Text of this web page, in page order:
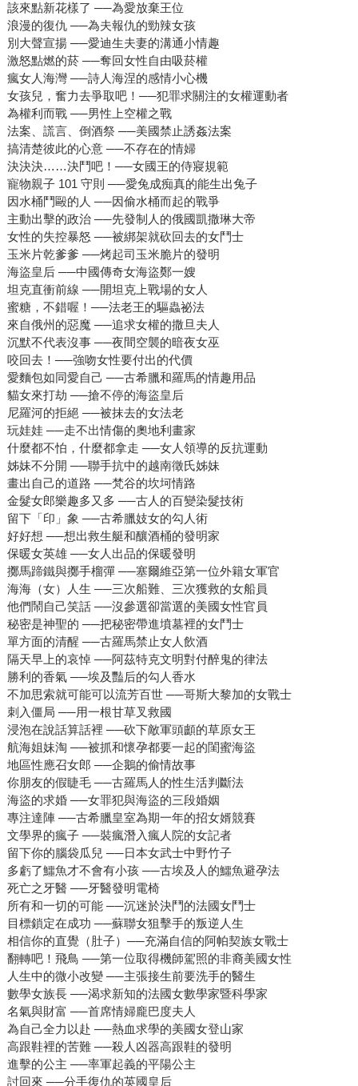
該來點新花樣了 ──為愛放棄王位
浪漫的復仇 ──為夫報仇的勁辣女孩
別大聲宣揚 ──愛迪生夫妻的溝通小情趣
激怒點燃的菸 ──奪回女性自由吸菸權
瘋女人海灣 ──詩人海涅的感情小心機
女孩兒，奮力去爭取吧！──犯罪求關注的女權運動者
為權利而戰 ──男性上空權之戰
法案、謊言、倒酒祭 ──美國禁止誘姦法案
搞清楚彼此的心意 ──不存在的情婦
決決決……決鬥吧！──女國王的侍寢規範
寵物親子 101 守則 ──愛兔成痴真的能生出兔子
因水桶鬥毆的人 ──因偷水桶而起的戰爭
主動出擊的政治 ──先發制人的俄國凱撒琳大帝
女性的失控暴怒 ──被綁架就砍回去的女鬥士
玉米片乾爹爹 ──烤起司玉米脆片的發明
海盜皇后 ──中國傳奇女海盜鄭一嫂
坦克直衝前線 ──開坦克上戰場的女人
蜜糖，不錯喔！──法老王的驅蟲祕法
來自俄州的惡魔 ──追求女權的撒旦夫人
沉默不代表沒事 ──夜間空襲的暗夜女巫
咬回去！──強吻女性要付出的代價
愛麵包如同愛自己 ──古希臘和羅馬的情趣用品
貓女來打劫 ──搶不停的海盜皇后
尼羅河的拒絕 ──被抹去的女法老
玩娃娃 ──走不出情傷的奧地利畫家
什麼都不怕，什麼都拿走 ──女人領導的反抗運動
姊妹不分開 ──聯手抗中的越南徵氏姊妹
畫出自己的道路 ──梵谷的坎坷情路
金髮女郎樂趣多又多 ──古人的百變染髮技術
留下「印」象 ──古希臘妓女的勾人術
好好想 ──想出救生艇和釀酒桶的發明家
保暖女英雄 ──女人出品的保暖發明
擲馬蹄鐵與擲手榴彈 ──塞爾維亞第一位外籍女軍官
海海（女）人生 ──三次船難、三次獲救的女船員
他們鬧自己笑話 ──沒參選卻當選的美國女性官員
秘密是神聖的 ──把秘密帶進墳墓裡的女鬥士
單方面的清醒 ──古羅馬禁止女人飲酒
隔天早上的哀悼 ──阿茲特克文明對付醉鬼的律法
勝利的香氣 ──埃及豔后的勾人香水
不加思索就可能可以流芳百世 ──哥斯大黎加的女戰士
刺入僵局 ──用一根甘草叉救國
浸泡在說話算話裡 ──砍下敵軍頭顱的草原女王
航海姐妹淘 ──被抓和懷孕都要一起的閨蜜海盜
地區性應召女郎 ──企鵝的偷情故事
你朋友的假睫毛 ──古羅馬人的性生活判斷法
海盜的求婚 ──女罪犯與海盜的三段婚姻
專注達陣 ──古希臘皇室為期一年的招女婿競賽
文學界的瘋子 ──裝瘋潛入瘋人院的女記者
留下你的腦袋瓜兒 ──日本女武士中野竹子
多虧了鱷魚才不會有小孩 ──古埃及人的鱷魚避孕法
死亡之牙醫 ──牙醫發明電椅
所有和一切的可能 ──沉迷於決鬥的法國女鬥士
目標鎖定在成功 ──蘇聯女狙擊手的叛逆人生
相信你的直覺（肚子）──充滿自信的阿帕契族女戰士
翻轉吧！飛鳥 ──第一位取得機師駕照的非裔美國女性
人生中的微小改變 ──主張接生前要洗手的醫生
數學女族長 ──渴求新知的法國女數學家暨科學家
名氣與財富 ──首席情婦龐巴度夫人
為自己全力以赴 ──熱血求學的美國女登山家
高跟鞋裡的苦難 ──殺人凶器高跟鞋的發明
進擊的公主 ──率軍起義的平陽公主
討回來 ──分手復仇的英國皇后